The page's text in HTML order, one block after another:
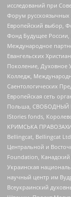
исследований при
Форум русскоязычных
Европейский выбор,
Фонд Будущее
Международное
Евангельских
Поколение, Духовное
Колледж,
Саентологических
Европейская сеть
Польша, СВОБОДНЫЙ
IStories fonds,
КРИМСЬКА
Bellingcat, Bellingcat
Центральной и
Foundation,
Украинская
научный центр им
Всеукраинский